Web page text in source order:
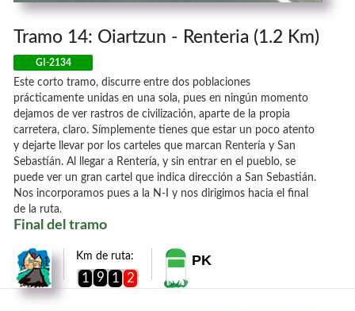
Tramo 14: Oiartzun - Renteria (1.2 Km)
GI-2134
Este corto tramo, discurre entre dos poblaciones
prácticamente unidas en una sola, pues en ningún momento
dejamos de ver rastros de civilización, aparte de la propia
carretera, claro. Símplemente tienes que estar un poco atento
y dejarte llevar por los carteles que marcan Rentería y San
Sebastíán. Al llegar a Rentería, y sin entrar en el pueblo, se
puede ver un gran cartel que indica dirección a San Sebastián.
Nos incorporamos pues a la N-I y nos dirigimos hacia el final
de la ruta.
Final del tramo
Km de ruta:
1 9 1 2
PK